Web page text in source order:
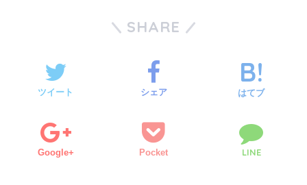
SHARE
ツイート シェア はてブ
Google+ Pocket LINE